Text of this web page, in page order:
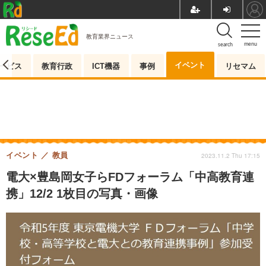
menu
search
教育業界ニュース
ビス 教育行政 ICT機器 事例 イベント リセマム
電大×豊島岡女子らFDフォーラム「中高教育連
携」12/2 1枚目の写真・画像
イベント 教員 2023.11.2 Thu 17:15